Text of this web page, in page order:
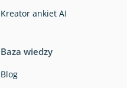
Kreator ankiet AI
Baza wiedzy
Blog